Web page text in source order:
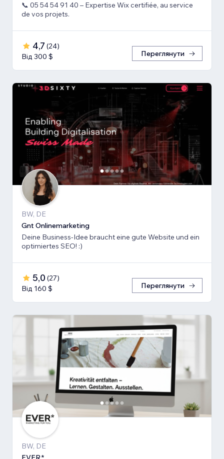
📞 05 54 54 91 40 – Expertise Wix certifiée, au service
de vos projets.
4,7 (24)
Від 300 $
Переглянути
BW, DE
Gnt Onlinemarketing
Deine Business-Idee braucht eine gute Website und ein
optimiertes SEO! :)
5,0 (27)
Від 160 $
Переглянути
BW, DE